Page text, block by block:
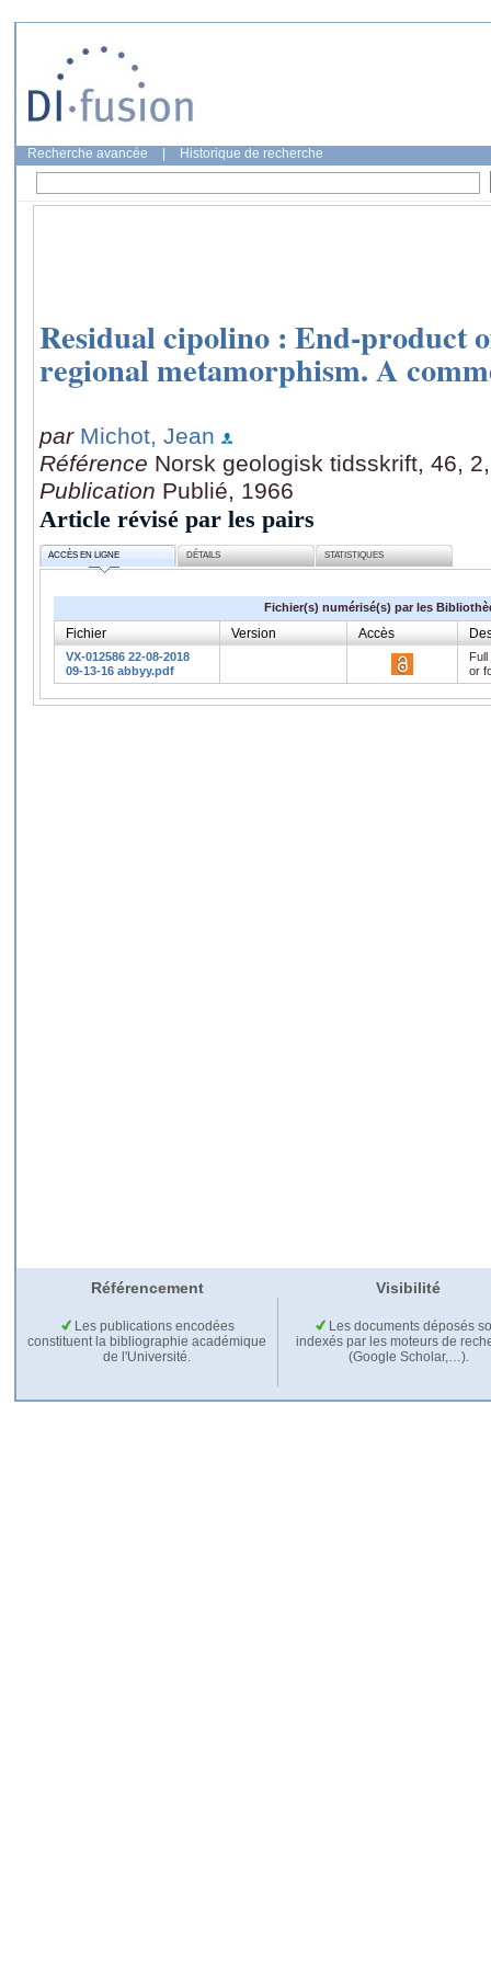
Recherche avancée Historique de recherche
Residual cipolino : End-product
regional metamorphism. A
par Michot, Jean
Référence Norsk geologisk tidsskrift, 46,
Publication Publié, 1966
Article révisé par les pairs
ACCÈS EN LIGNE DÉTAILS STATISTIQUES
Fichier(s) numérisé(s) par les
Fichier Version Accès
VX-012586 22-08-2018
09-13-16 abbyy.pdf
or
Référencement Visibilité
Les publications encodées
constituent la bibliographie académique
de l'Université.
Les documents déposés
indexés par les moteurs de
(Google Scholar,…).